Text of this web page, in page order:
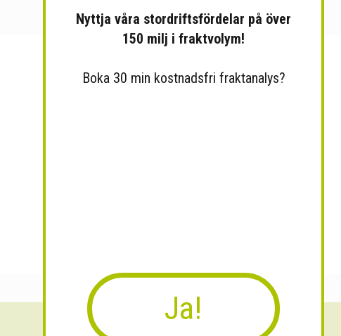
Nyttja våra stordriftsfördelar på över
150 milj i fraktvolym!
Boka 30 min kostnadsfri fraktanalys?
Ja!